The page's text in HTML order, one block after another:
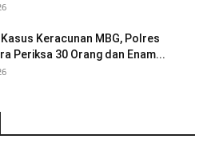
Keracunan MBG, Polres
Periksa 30 Orang dan Enam...